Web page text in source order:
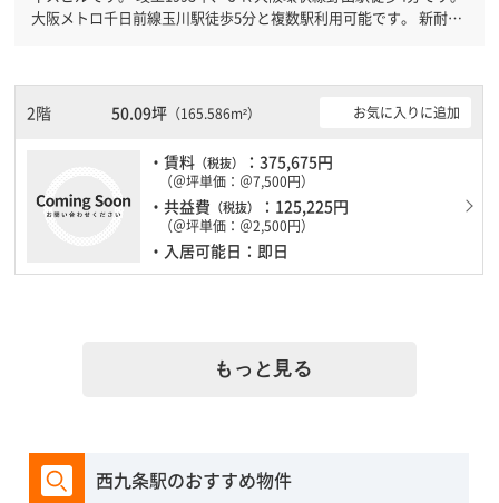
大阪メトロ千日前線玉川駅徒歩5分と複数駅利用可能です。 新耐震
す。駐車場もありますので、車を利用されるお客様には使いやすい
です。１フロア１００坪以上ある大型ビルです。ＥＶが複数基あり
2階 50.09坪（165.586m²） お気に入りに追加
・賃料 （税抜） ：375,675円
（＠坪単価：＠7,500円）
・共益費 （税抜） ：125,225円
（＠坪単価：＠2,500円）
・入居可能日：即日
もっと見る
西九条駅のおすすめ物件